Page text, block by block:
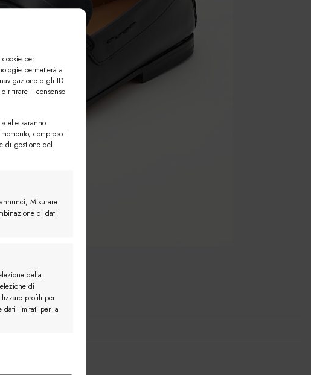
per
permetterà a
o gli ID
ritirare il consenso
saranno
compreso il
di gestione del
Misurare
di dati
della
di
profili per
dati limitati per la